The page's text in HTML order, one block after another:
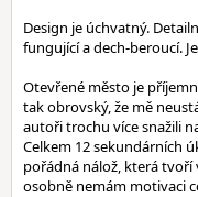
Design je úchvatný.
fungující a dech-beroucí.
Otevřené město je
tak obrovský, že mě
autoři trochu více snažili
Celkem 12 sekundárních
pořádná nálož, která tvoří
osobně nemám motivaci